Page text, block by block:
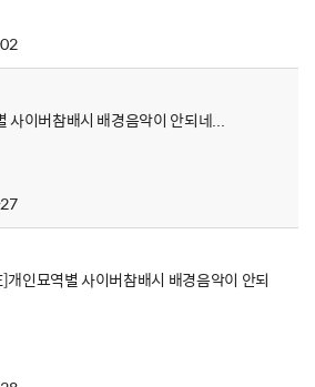
사이버참배시 배경음악이 안되네...